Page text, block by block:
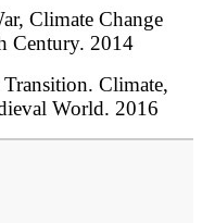
Climate Change
Century. 2014
Climate,
World. 2016